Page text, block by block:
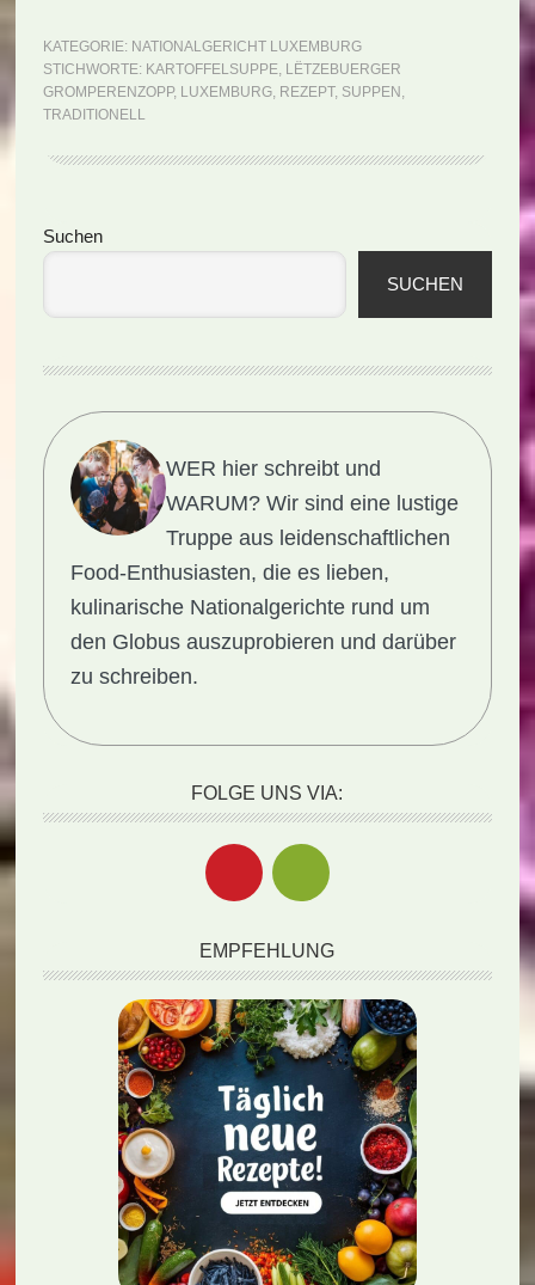
Lëtzebuerger
Gromperenzopp
KATEGORIE: NATIONALGERICHT LUXEMBURG
STICHWORTE: KARTOFFELSUPPE, LËTZEBUERGER
GROMPERENZOPP, LUXEMBURG, REZEPT, SUPPEN ,
TRADITIONELL
Seitenspalte
Suchen
SUCHEN
WER hier schreibt und
WARUM? Wir sind eine lustige
Truppe aus leidenschaftlichen
Food-Enthusiasten, die es lieben,
kulinarische Nationalgerichte rund um
den Globus auszuprobieren und darüber
zu schreiben.
FOLGE UNS VIA:
EMPFEHLUNG